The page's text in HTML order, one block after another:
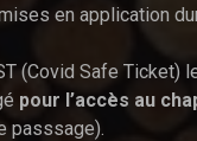
en application
(Covid Safe Ticket)
pour l’accès au
passsage).